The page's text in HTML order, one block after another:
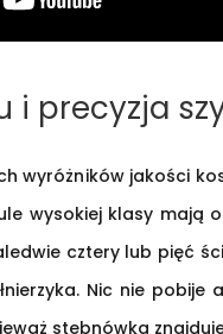
i precyzja
wyróżników jakości
wysokiej klasy mają
cztery lub pięć
Nic nie
stebnówka